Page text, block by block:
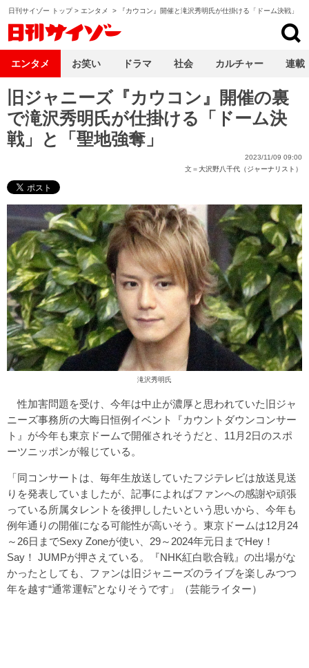
日刊サイゾー トップ> エンタメ > 『カウコン』開催と滝沢秀明氏が仕掛ける「ドーム決戦」
旧ジャニーズ『カウコン』開催の裏
で滝沢秀明氏が仕掛ける「ドーム決
戦」と「聖地強奪」
2023/11/09 09:00
文＝大沢野八千代（ジャーナリスト）
滝沢秀明氏
性加害問題を受け、今年は中止が濃厚と思われていた旧ジャ
ニーズ事務所の大晦日恒例イベント『カウントダウンコンサー
ト』が今年も東京ドームで開催されそうだと、11月2日のスポ
ーツニッポンが報じている。
「同コンサートは、毎年生放送していたフジテレビは放送見送
りを発表していましたが、記事によればファンへの感謝や頑張
っている所属タレントを後押ししたいという思いから、今年も
例年通りの開催になる可能性が高いそう。東京ドームは12月24
～26日までSexy Zoneが使い、29～2024年元日までHey！
Say！ JUMPが押さえている。『NHK紅白歌合戦』の出場がな
かったとしても、ファンは旧ジャニーズのライブを楽しみつつ
年を越す“通常運転”となりそうです」（芸能ライター）
エンタメ お笑い ドラマ 社会 カルチャー 連載